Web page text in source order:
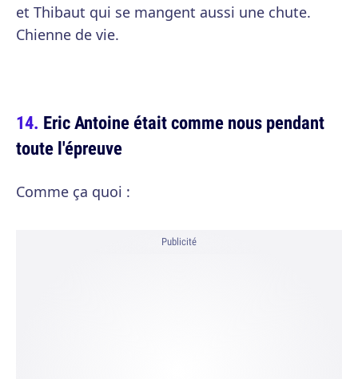
et Thibaut qui se mangent aussi une chute.
Chienne de vie.
Eric Antoine était comme nous pendant
toute l'épreuve
Comme ça quoi :
Publicité